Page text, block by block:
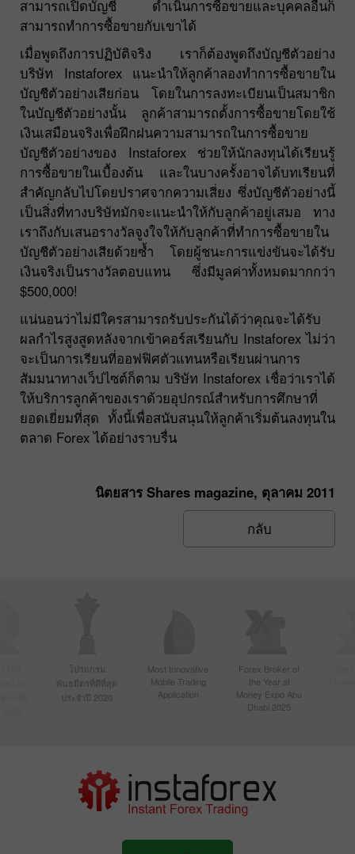
สามารถเปิดบัญชี ดำเนินการซื้อขายและบุคคลอื่นก็
สามารถทำการซื้อขายกับเขาได้
เมื่อพูดถึงการปฏิบัติจริง เราก็ต้องพูดถึงบัญชีตัวอย่าง
บริษัท Instaforex แนะนำให้ลูกค้าลองทำการซื้อขายใน
บัญชีตัวอย่างเสียก่อน โดยในการลงทะเบียนเป็นสมาชิก
ในบัญชีตัวอย่างนั้น ลูกค้าสามารถตั้งการซื้อขายโดยใช้
เงินเสมือนจริงเพื่อฝึกฝนความสามารถในการซื้อขาย
บัญชีตัวอย่างของ Instaforex ช่วยให้นักลงทุนได้เรียนรู้
การซื้อขายในเบื้องต้น และในบางครั้งอาจได้บทเรียนที่
สำคัญกลับไปโดยปราศจากความเสี่ยง ซึ่งบัญชีตัวอย่างนี้
เป็นสิ่งที่ทางบริษัทมักจะแนะนำให้กับลูกค้าอยู่เสมอ ทาง
เราถึงกับเสนอรางวัลจูงใจให้กับลูกค้าที่ทำการซื้อขายใน
บัญชีตัวอย่างเสียด้วยซ้ำ โดยผู้ชนะการแข่งขันจะได้รับ
เงินจริงเป็นรางวัลตอบแทน ซึ่งมีมูลค่าทั้งหมดมากกว่า
$500,000!
แน่นอนว่าไม่มีใครสามารถรับประกันได้ว่าคุณจะได้รับ
ผลกำไรสูงสูดหลังจากเข้าคอร์สเรียนกับ Instaforex ไม่ว่า
จะเป็นการเรียนที่ออฟฟิศตัวแทนหรือเรียนผ่านการ
สัมมนาทางเว็ปไซต์ก็ตาม บริษัท Instaforex เชื่อว่าเราได้
ให้บริการลูกค้าของเราด้วยอุปกรณ์สำหรับการศึกษาที่
ยอดเยี่ยมที่สุด ทั้งนี้เพื่อสนับสนุนให้ลูกค้าเริ่มต้นลงทุนใน
ตลาด Forex ได้อย่างราบรื่น
นิตยสาร Shares magazine, ตุลาคม 2011
กลับ
โปรแกรม
พันธมิตรที่ดีที่สุด
ประจำปี 2020
Most Innovative
Mobile Trading
Application
Forex Broker of
the Year at
Money Expo Abu
Dhabi 2025